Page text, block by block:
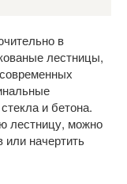
в
лестницы,
и бетона.
лестницу, можно
или начертить